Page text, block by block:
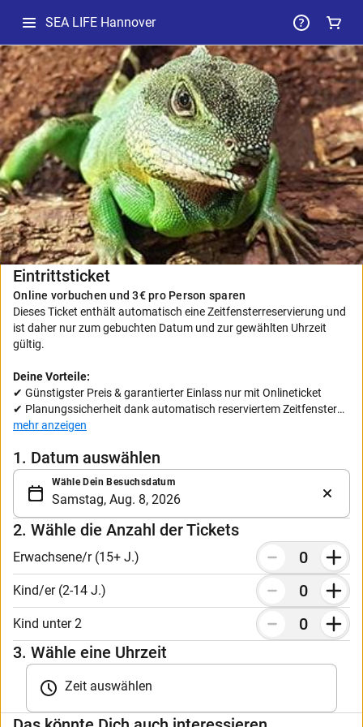
SEA LIFE Hannover
-
Ausgewähltes
Paket
Eintrittsticket
Online vorbuchen und 3€ pro Person sparen
Dieses Ticket enthält automatisch eine Zeitfensterreservierung und
ist daher nur zum gebuchten Datum und zur gewählten Uhrzeit
gültig.
Deine Vorteile:
✔ Günstigster Preis & garantierter Einlass nur mit Onlineticket
✔ Planungssicherheit dank automatisch reserviertem Zeitfenster
✔ Kostenfreies, flexibles Umbuchen (du kannst dein Besuchsdatum
✔ Mobiles Ticket (zeige das Ticket auf einem mobilen Gerät oder als
Ausdruck vor)
Bitte beachte, dass Kinder unter 15 Jahren von einem/r
Erwachsenen begleitet werden müssen.
mehr anzeigen
1. Datum auswählen
Wähle Dein Besuchsdatum
2. Wähle die Anzahl der Tickets
Erwachsene/r (15+ J.)
Kind/er (2-14 J.)
Kind unter 2
3. Wähle eine Uhrzeit
Zeit auswählen